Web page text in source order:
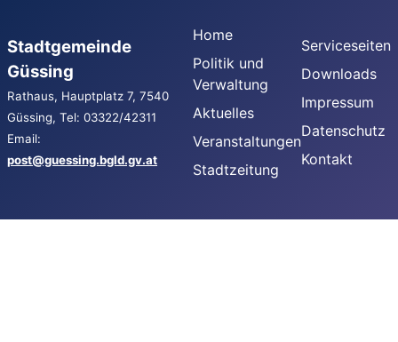
Stadtgemeinde
Güssing
Rathaus, Hauptplatz 7, 7540
Güssing, Tel: 03322/42311
Email:
post@guessing.bgld.gv.at
Home
Politik und
Verwaltung
Aktuelles
Veranstaltungen
Stadtzeitung
Serviceseiten
Downloads
Impressum
Datenschutz
Kontakt